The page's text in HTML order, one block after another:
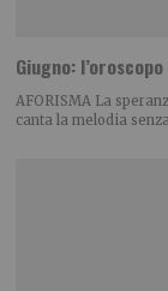
Giugno:
AFORISMA La
canta la melodia